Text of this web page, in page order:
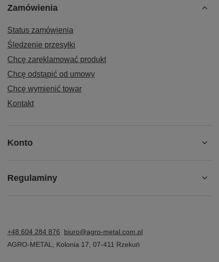
Zamówienia
Status zamówienia
Śledzenie przesyłki
Chcę zareklamować produkt
Chcę odstąpić od umowy
Chcę wymienić towar
Kontakt
Konto
Regulaminy
+48 604 284 876
biuro@agro-metal.com.pl
AGRO-METAL
Kolonia 17 07-411 Rzekuń